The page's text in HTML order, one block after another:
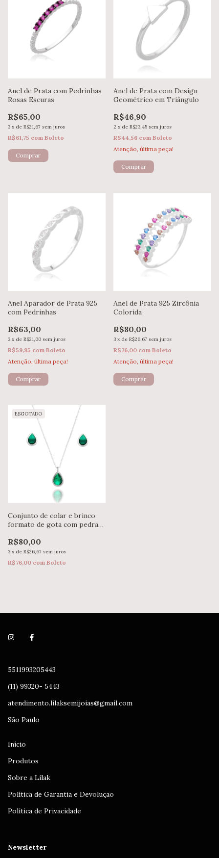
Anel de Prata com Pedrinhas
Rosas Escuras
R$65,00
3 x de R$21,67 sem juros
R$61,75 com Boleto
Comprar
Anel de Prata com Design
Geométrico em Triângulo
R$46,90
2 x de R$23,45 sem juros
R$44,56 com Boleto
Atenção, última peça!
Comprar
Anel Aparador de Prata 925
com Pedrinhas
R$63,00
3 x de R$21,00 sem juros
R$59,85 com Boleto
Atenção, última peça!
Comprar
Anel de Prata 925 Zircônia
Colorida
R$80,00
3 x de R$26,67 sem juros
R$76,00 com Boleto
Atenção, última peça!
Comprar
ESGOTADO
Conjunto de colar e brinco
formato de gota com pedra
R$80,00
3 x de R$26,67 sem juros
R$76,00 com Boleto
5511993205443
(11) 99320- 5443
atendimento.lilaksemijoias@gmail.com
São Paulo
Início
Produtos
Sobre a Lilak
Política de Garantia e Devolução
Política de Privacidade
Newsletter